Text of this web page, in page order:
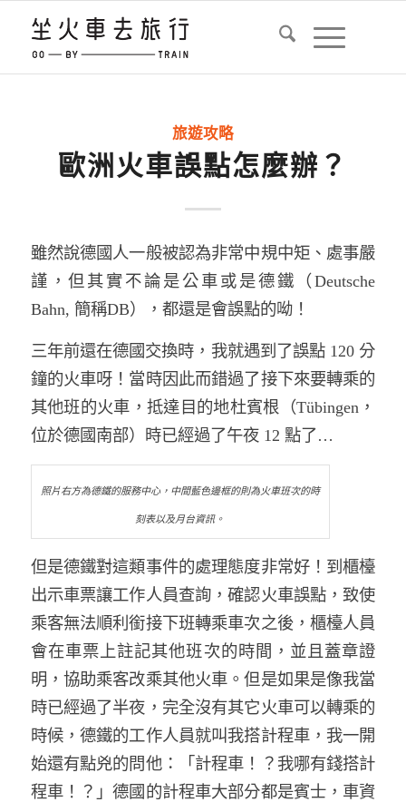
旅遊攻略
歐洲火車誤點怎麼辦？
雖然說德國人一般被認為非常中規中矩、處事嚴
謹，但其實不論是公車或是德鐵（Deutsche
Bahn, 簡稱DB），都還是會誤點的呦！
三年前還在德國交換時，我就遇到了誤點 120 分
鐘的火車呀！當時因此而錯過了接下來要轉乘的
其他班的火車，抵達目的地杜賓根（Tübingen，
位於德國南部）時已經過了午夜 12 點了…
照片右方為德鐵的服務中心，中間藍色邊框的則為火車班次的時
刻表以及月台資訊。
但是德鐵對這類事件的處理態度非常好！到櫃檯
出示車票讓工作人員查詢，確認火車誤點，致使
乘客無法順利銜接下班轉乘車次之後，櫃檯人員
會在車票上註記其他班次的時間，並且蓋章證
明，協助乘客改乘其他火車。但是如果是像我當
時已經過了半夜，完全沒有其它火車可以轉乘的
時候，德鐵的工作人員就叫我搭計程車，我一開
始還有點兇的問他：「計程車！？我哪有錢搭計
程車！？」德國的計程車大部分都是賓士，車資